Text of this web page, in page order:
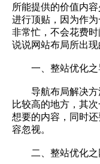
所能提供的价值内
进行顶贴，因为作
非常忙，不会花费
说说网站布局所出现
一、整站优化之
导航布局解决方
比较高的地方，其
想要的内容，同时
容忽视。
二、整站优化之